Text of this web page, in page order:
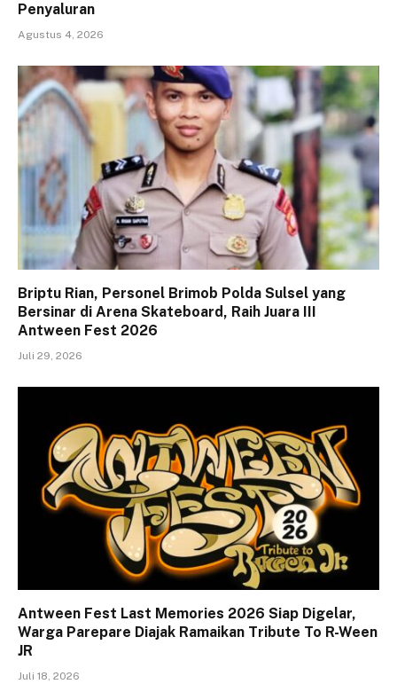
Penyaluran
Agustus 4, 2026
Briptu Rian, Personel Brimob Polda Sulsel yang
Bersinar di Arena Skateboard, Raih Juara III
Antween Fest 2026
Juli 29, 2026
Antween Fest Last Memories 2026 Siap Digelar,
Warga Parepare Diajak Ramaikan Tribute To R-Ween
JR
Juli 18, 2026